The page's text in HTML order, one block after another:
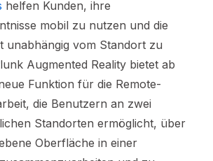
helfen Kunden, ihre
mobil zu nutzen und die
unabhängig vom Standort zu
Augmented Reality bietet ab
Funktion für die Remote-
die Benutzern an zwei
Standorten ermöglicht, über
Oberfläche in einer